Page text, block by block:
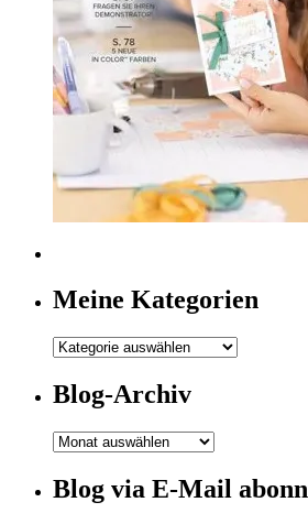
Meine Kategorien
Meine
Blog-Archiv
Blog-
Blog via E-Mail